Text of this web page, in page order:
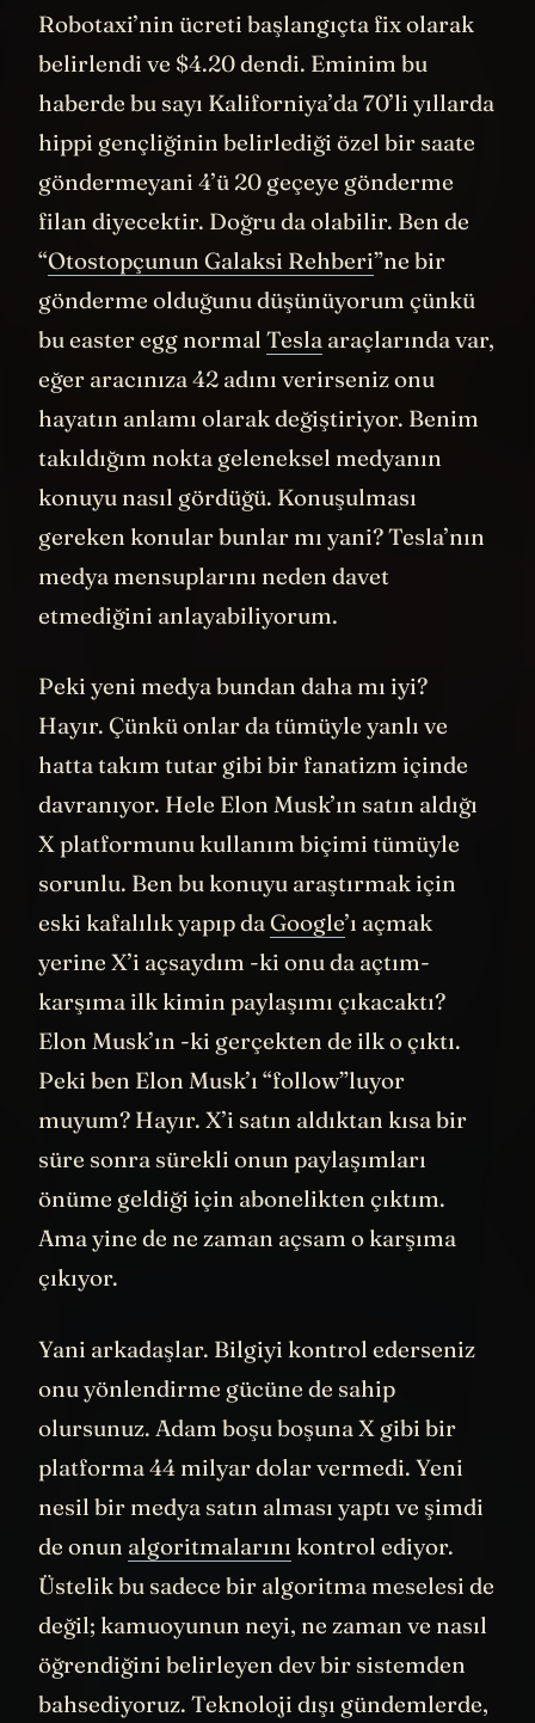
gideceğini gayet iyi biliyorum.
Robotaxi’nin ücreti başlangıçta fix olarak
belirlendi ve $4.20 dendi. Eminim bu
haberde bu sayı Kaliforniya’da 70’li yıllarda
hippi gençliğinin belirlediği özel bir saate
göndermeyani 4’ü 20 geçeye gönderme
filan diyecektir. Doğru da olabilir. Ben de
“Otostopçunun Galaksi Rehberi”ne bir
gönderme olduğunu düşünüyorum çünkü
bu easter egg normalTeslaaraçlarında var,
eğer aracınıza 42 adını verirseniz onu
hayatın anlamı olarak değiştiriyor. Benim
takıldığım nokta geleneksel medyanın
konuyu nasıl gördüğü. Konuşulması
gereken konular bunlar mı yani? Tesla’nın
medya mensuplarını neden davet
Peki yeni medya bundan daha mı iyi?
Hayır. Çünkü onlar da tümüyle yanlı ve
hatta takım tutar gibi bir fanatizm içinde
davranıyor. Hele Elon Musk’ın satın aldığı
X platformunu kullanım biçimi tümüyle
sorunlu. Ben bu konuyu araştırmak için
eski kafalılık yapıp daGoogle’ı açmak
yerine X’i açsaydım -ki onu da açtım-
karşıma ilk kimin paylaşımı çıkacaktı?
Elon Musk’ın -ki gerçekten de ilk o çıktı.
Peki ben Elon Musk’ı “follow”luyor
muyum? Hayır. X’i satın aldıktan kısa bir
süre sonra sürekli onun paylaşımları
önüme geldiği için abonelikten çıktım.
Ama yine de ne zaman açsam o karşıma
Yani arkadaşlar. Bilgiyi kontrol ederseniz
onu yönlendirme gücüne de sahip
olursunuz. Adam boşu boşuna X gibi bir
platforma 44 milyar dolar vermedi. Yeni
nesil bir medya satın alması yaptı ve şimdi
de onunalgoritmalarınıkontrol ediyor.
Üstelik bu sadece bir algoritma meselesi de
değil; kamuoyunun neyi, ne zaman ve nasıl
öğrendiğini belirleyen dev bir sistemden